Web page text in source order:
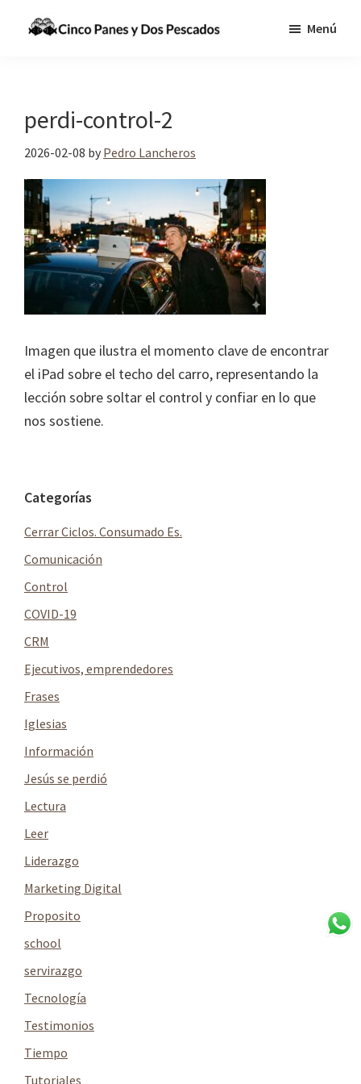
principal
Pescados
Comunicaciones
para
cumplir
la
Gran
Comisión
Menú
perdi-control-2
2026-02-08 by Pedro Lancheros
Imagen que ilustra el momento clave de encontrar
el iPad sobre el techo del carro, representando la
lección sobre soltar el control y confiar en lo que
nos sostiene.
Barra
lateral
principal
Categorías
Cerrar Ciclos. Consumado Es.
Comunicación
Control
COVID-19
CRM
Ejecutivos, emprendedores
Frases
Iglesias
Información
Jesús se perdió
Lectura
Leer
Liderazgo
Marketing Digital
Proposito
school
servirazgo
Tecnología
Testimonios
Tiempo
Tutoriales